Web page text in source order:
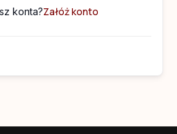
konta?Załóż konto